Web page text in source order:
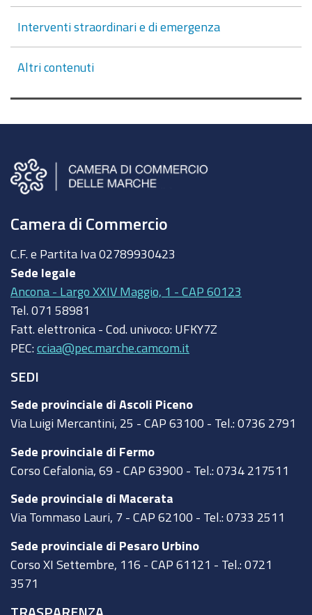
Interventi straordinari e di emergenza
Altri contenuti
Camera di Commercio
C.F. e Partita Iva 02789930423
Sede legale
Ancona - Largo XXIV Maggio, 1 - CAP 60123
Tel. 071 58981
Fatt. elettronica - Cod. univoco: UFKY7Z
PEC: cciaa@pec.marche.camcom.it
SEDI
Sede provinciale di Ascoli Piceno
Via Luigi Mercantini, 25 - CAP 63100 - Tel.: 0736 2791
Sede provinciale di Fermo
Corso Cefalonia, 69 - CAP 63900 - Tel.: 0734 217511
Sede provinciale di Macerata
Via Tommaso Lauri, 7 - CAP 62100 - Tel.: 0733 2511
Sede provinciale di Pesaro Urbino
Corso XI Settembre, 116 - CAP 61121 - Tel.: 0721
3571
TRASPARENZA